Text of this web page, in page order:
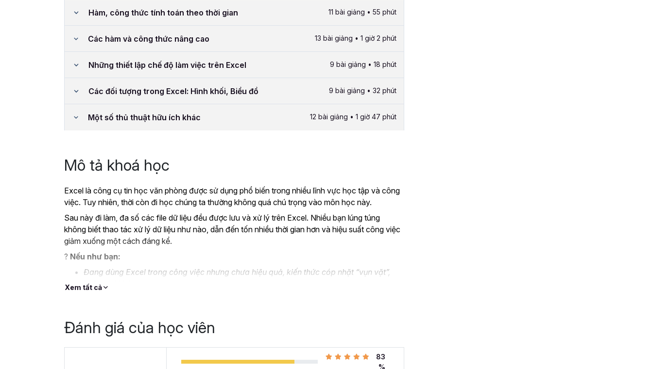
Hàm, công thức tính toán theo thời gian 11 bài giảng • 55 phút
Các hàm và công thức nâng cao 13 bài giảng • 1 giờ 2 phút
Những thiết lập chế độ làm việc trên Excel 9 bài giảng • 18 phút
Các đối tượng trong Excel: Hình khối, Biểu đồ 9 bài giảng • 32 phút
Một số thủ thuật hữu ích khác 12 bài giảng • 1 giờ 47 phút
Mô tả khoá học
Excel là công cụ tin học văn phòng được sử dụng phổ biến trong nhiều lĩnh vực học tập và công
việc. Tuy nhiên, thời còn đi học chúng ta thường không quá chú trọng vào môn học này.
Sau này đi làm, đa số các file dữ liệu đều được lưu và xử lý trên Excel. Nhiều bạn lúng túng
không biết thao tác xử lý dữ liệu như nào, dẫn đến tốn nhiều thời gian hơn và hiệu suất công việc
giảm xuống một cách đáng kể.
? Nếu như bạn:
Đang dùng Excel trong công việc nhưng chưa hiệu quả, kiến thức cóp nhặt “vụn vặt”,
không bài bản.
Thì Gitiho ở đây để giúp bạn giải quyết tất cả những khó khăn mà bạn gặp phải khi đi làm với khóa
EXG02 - Thủ thuật Excel cập nhật hàng tuần cho dân văn phòng
trong 8 giờ.
Hoàn thành khóa học, bạn có thể tự tin giải quyết công việc theo cách thông minh, nhanh chóng,
Xem tất cả
Đánh giá của học viên
83
%